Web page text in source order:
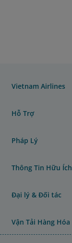
Vietnam Airlines
Hỗ Trợ
Pháp Lý
Thông Tin Hữu Ích
Đại lý & Đối tác
Vận Tải Hàng Hóa